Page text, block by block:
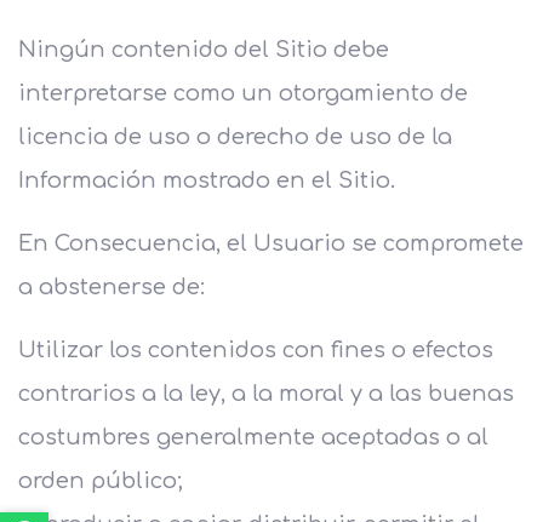
Ningún contenido del Sitio debe
interpretarse como un otorgamiento de
licencia de uso o derecho de uso de la
Información mostrado en el Sitio.
En Consecuencia, el Usuario se compromete
a abstenerse de:
Utilizar los contenidos con fines o efectos
contrarios a la ley, a la moral y a las buenas
costumbres generalmente aceptadas o al
orden público;